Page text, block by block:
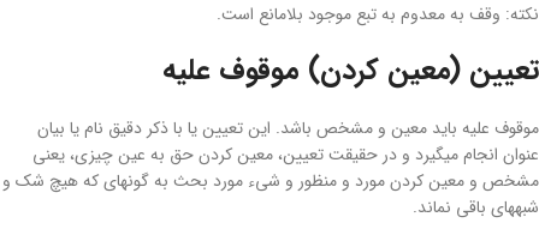
نکته: وقف به معدوم به تبع موجود بلامانع است.
تعیین (معین کردن) موقوف ­علیه
موقوف ­علیه باید معین و مشخص باشد. این تعیین یا با ذکر دقیق نام یا بیان
عنوان انجام می­گیرد و در حقیقت تعیین، معین کردن حق به عین چیزی، یعنی
مشخص و معین کردن مورد و منظور و شیء مورد بحث به ­گونه­ای که هیچ شک و
شبهه­ای باقی نماند.